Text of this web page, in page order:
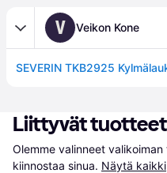
V Veikon Kone
SEVERIN TKB2925
Liittyvät tuotteet
Olemme valinneet
kiinnostaa sinua. Näytä kaikki